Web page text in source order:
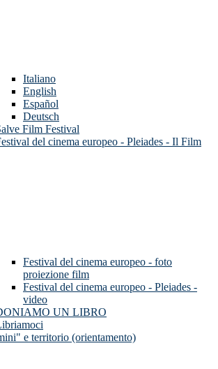
Italiano
English
Español
Deutsch
Film Festival
del cinema europeo - Pleiades - Il Film
Festival del cinema europeo - foto
proiezione film
Festival del cinema europeo - Pleiades -
video
UN LIBRO
e territorio (orientamento)